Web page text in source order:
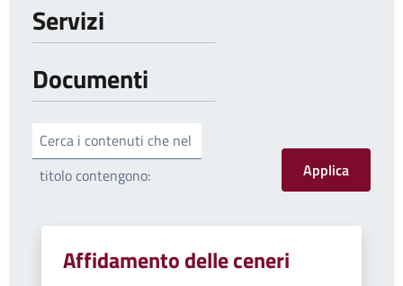
Servizi
Documenti
Cerca i contenuti che nel
titolo contengono:
Affidamento delle ceneri